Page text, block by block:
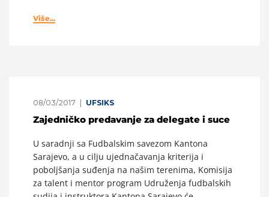
Više...
08/03/2017 UFSIKS
Zajedničko predavanje za delegate i suce
U saradnji sa Fudbalskim savezom Kantona
Sarajevo, a u cilju ujednačavanja kriterija i
poboljšanja suđenja na našim terenima, Komisija
za talent i mentor program Udruženja fudbalskih